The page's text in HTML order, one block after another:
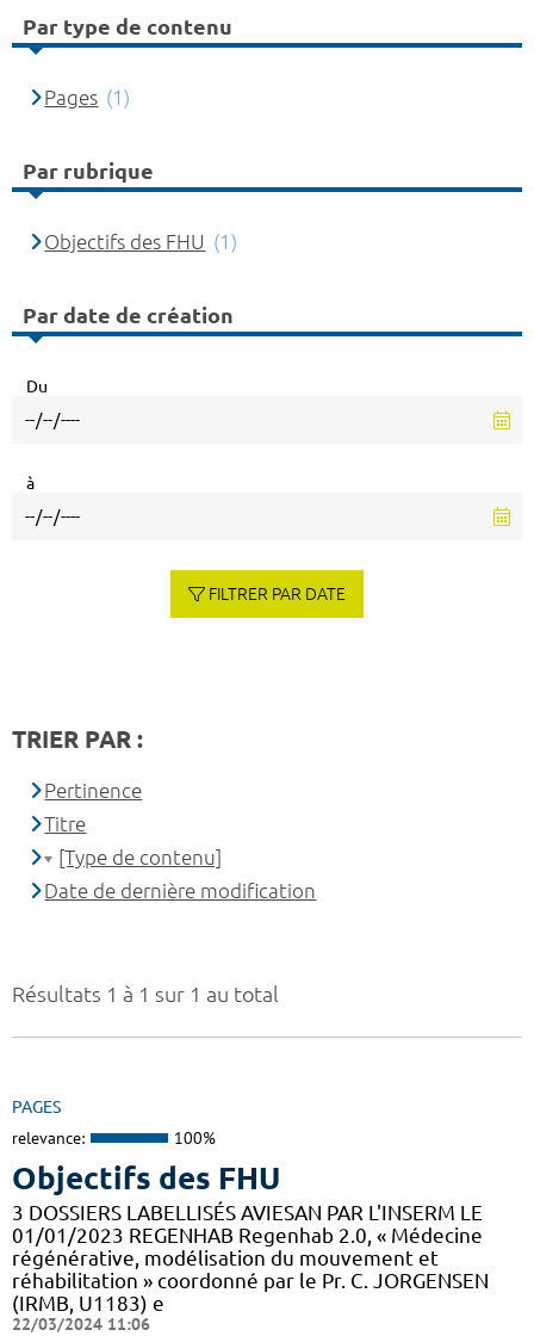
Résultats 1 à 1 sur 1 au total
PAGES
relevance: 100%
Objectifs des FHU
3 DOSSIERS LABELLISÉS AVIESAN PAR L'INSERM LE
01/01/2023 REGENHAB Regenhab 2.0, « Médecine
régénérative, modélisation du mouvement et
réhabilitation » coordonné par le Pr. C. JORGENSEN
(IRMB, U1183) e
22/03/2024 11:06
Par type de contenu
Pages (1)
Par rubrique
Objectifs des FHU (1)
Par date de création
Du
à
FILTRER PAR DATE
TRIER PAR :
Pertinence
Titre
[Type de contenu]
Date de dernière modification